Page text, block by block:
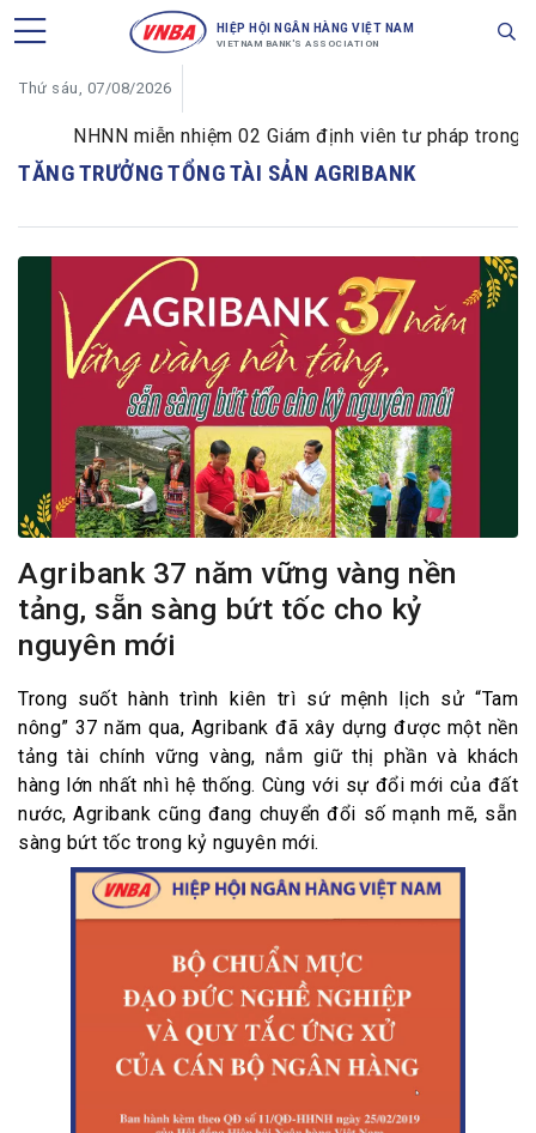
HIỆP HỘI NGÂN HÀNG VIỆT NAM
VIETNAM BANK'S ASSOCIATION
Thứ sáu, 07/08/2026
NHNN miễn nhiệm 02 Giám định viên tư pháp trong
TĂNG TRƯỞNG TỔNG TÀI SẢN AGRIBANK
Agribank 37 năm vững vàng nền
tảng, sẵn sàng bứt tốc cho kỷ
nguyên mới
Trong suốt hành trình kiên trì sứ mệnh lịch sử “Tam
nông” 37 năm qua, Agribank đã xây dựng được một nền
tảng tài chính vững vàng, nắm giữ thị phần và khách
hàng lớn nhất nhì hệ thống. Cùng với sự đổi mới của đất
nước, Agribank cũng đang chuyển đổi số mạnh mẽ, sẵn
sàng bứt tốc trong kỷ nguyên mới.